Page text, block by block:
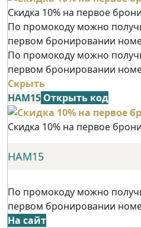
Скидка 10% на первое
По промокоду можно
первом бронировании
По промокоду можно
первом бронировании
Скрыть
НАМ15 Открыть код
Скидка 10% на первое
НАМ15
По промокоду можно
первом бронировании
На сайт